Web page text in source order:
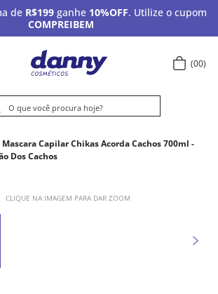
de R$199 ganhe 10%OFF. Utilize o cupom
COMPREIBEM
00
Mascara Capilar Chikas Acorda Cachos 700ml -
Dos Cachos
CLIQUE NA IMAGEM PARA DAR ZOOM